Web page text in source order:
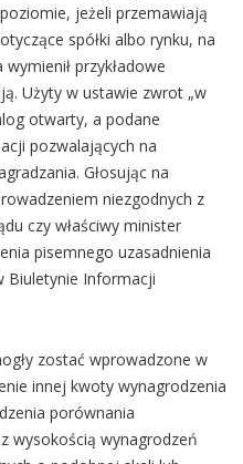
jeżeli przemawiają
spółki albo rynku, na
przykładowe
Użyty w ustawie zwrot „w
otwarty, a podane
pozwalających na
Głosując na
niezgodnych z
czy właściwy minister
pisemnego uzasadnienia
Biuletynie Informacji
zostać wprowadzone w
innej kwoty wynagrodzenia
porównania
wysokością wynagrodzeń